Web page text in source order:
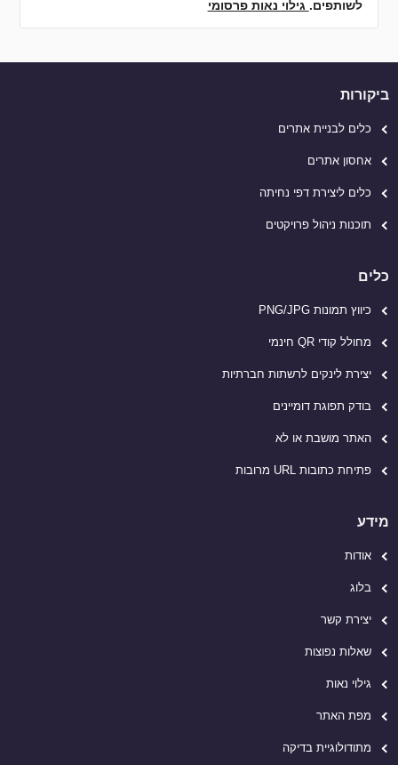
לשותפים. גילוי נאות פרסומי
ביקורות
כלים לבניית אתרים
אחסון אתרים
כלים ליצירת דפי נחיתה
תוכנות ניהול פרויקטים
כלים
כיווץ תמונות PNG/JPG
מחולל קודי QR חינמי
יצירת לינקים לרשתות חברתיות
בודק תפוגת דומיינים
האתר מושבת או לא
פתיחת כתובות URL מרובות
מידע
אודות
בלוג
יצירת קשר
שאלות נפוצות
גילוי נאות
מפת האתר
מתודולוגיית בדיקה